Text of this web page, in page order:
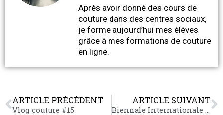
Après avoir donné des cours de
couture dans des centres sociaux,
je forme aujourd’hui mes élèves
grâce à mes formations de couture
en ligne.
ARTICLE PRÉCÉDENT
Vlog couture #15
ARTICLE SUIVANT